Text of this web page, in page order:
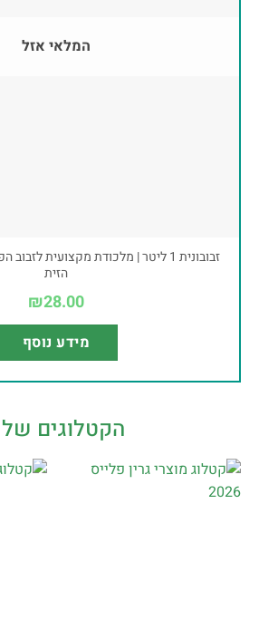
המלאי אזל
זבובונית 1 ליטר | מלכודת מקצועית
הזית
₪28.00
מידע נוסף
הקטלוגים